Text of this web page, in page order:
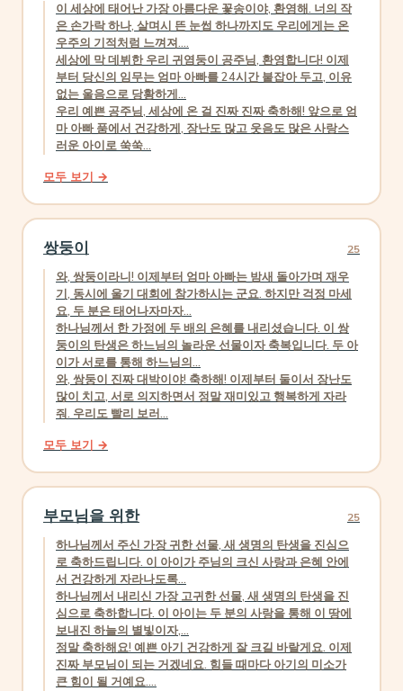
이 세상에 태어난 가장 아름다운 꽃송이야, 환영해. 너의 작
은 손가락 하나, 살며시 뜬 눈썹 하나까지도 우리에게는 온
우주의 기적처럼 느껴져....
세상에 막 데뷔한 우리 귀염둥이 공주님, 환영합니다! 이제
부터 당신의 임무는 엄마 아빠를 24시간 붙잡아 두고, 이유
없는 울음으로 당황하게...
우리 예쁜 공주님, 세상에 온 걸 진짜 진짜 축하해! 앞으로 엄
마 아빠 품에서 건강하게, 장난도 많고 웃음도 많은 사랑스
러운 아이로 쑥쑥...
모두 보기 →
쌍둥이 25
와, 쌍둥이라니! 이제부터 엄마 아빠는 밤새 돌아가며 재우
기, 동시에 울기 대회에 참가하시는 군요. 하지만 걱정 마세
요, 두 분은 태어나자마자...
하나님께서 한 가정에 두 배의 은혜를 내리셨습니다. 이 쌍
둥이의 탄생은 하느님의 놀라운 선물이자 축복입니다. 두 아
이가 서로를 통해 하느님의...
와, 쌍둥이 진짜 대박이야! 축하해! 이제부터 둘이서 장난도
많이 치고, 서로 의지하면서 정말 재미있고 행복하게 자라
줘. 우리도 빨리 보러...
모두 보기 →
부모님을 위한 25
하나님께서 주신 가장 귀한 선물, 새 생명의 탄생을 진심으
로 축하드립니다. 이 아이가 주님의 크신 사랑과 은혜 안에
서 건강하게 자라나도록...
하나님께서 내리신 가장 고귀한 선물, 새 생명의 탄생을 진
심으로 축하합니다. 이 아이는 두 분의 사랑을 통해 이 땅에
보내진 하늘의 별빛이자,...
정말 축하해요! 예쁜 아기 건강하게 잘 크길 바랄게요. 이제
진짜 부모님이 되는 거겠네요. 힘들 때마다 아기의 미소가
큰 힘이 될 거예요....